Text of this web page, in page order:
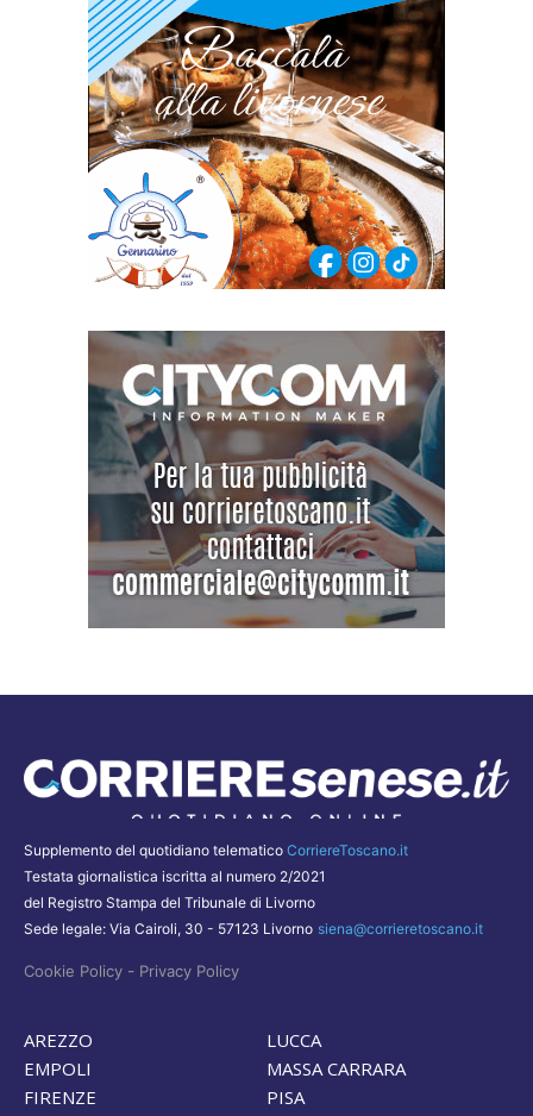
Supplemento del quotidiano telematico CorriereToscano.it
Testata giornalistica iscritta al numero 2/2021
del Registro Stampa del Tribunale di Livorno
Sede legale: Via Cairoli, 30 - 57123 Livorno siena@corrieretoscano.it
Cookie Policy - Privacy Policy
AREZZO
EMPOLI
FIRENZE
LUCCA
MASSA CARRARA
PISA